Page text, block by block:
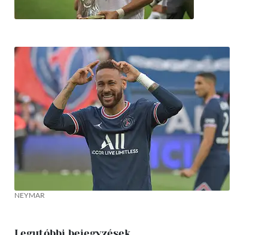
NEYMAR